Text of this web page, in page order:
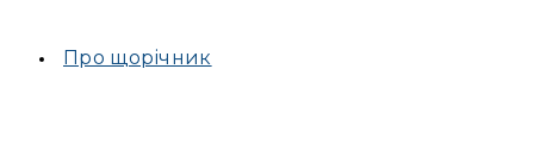
Про щорічник